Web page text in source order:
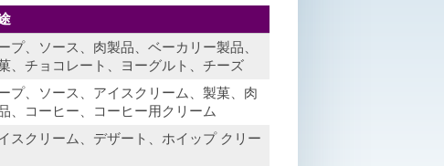
プ、ソース、肉製品、ベーカリー製品、
、チョコレート、ヨーグルト、チーズ
プ、ソース、アイスクリーム、製菓、肉
、コーヒー、コーヒー用クリーム
スクリーム、デザート、ホイップ クリー